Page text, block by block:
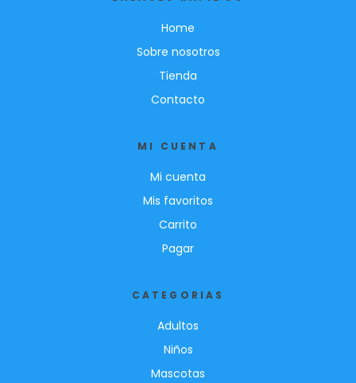
Home
Sobre nosotros
Tienda
Contacto
MI CUENTA
Mi cuenta
Mis favoritos
Carrito
Pagar
CATEGORIAS
Adultos
Niños
Mascotas